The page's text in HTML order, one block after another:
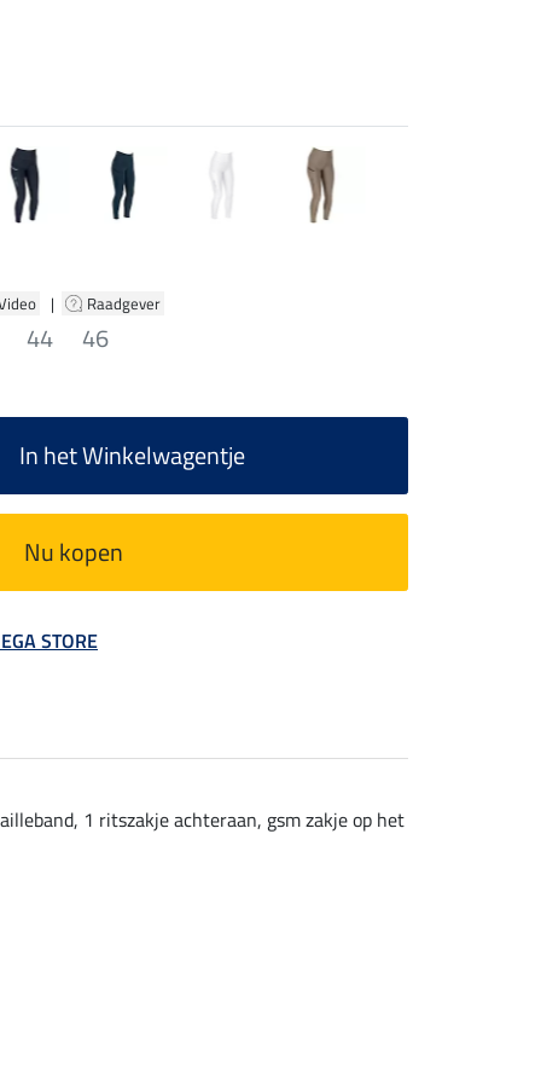
| Raadgever
44 46
In het Winkelwagentje
Nu kopen
STORE
1 ritszakje achteraan, gsm zakje op het